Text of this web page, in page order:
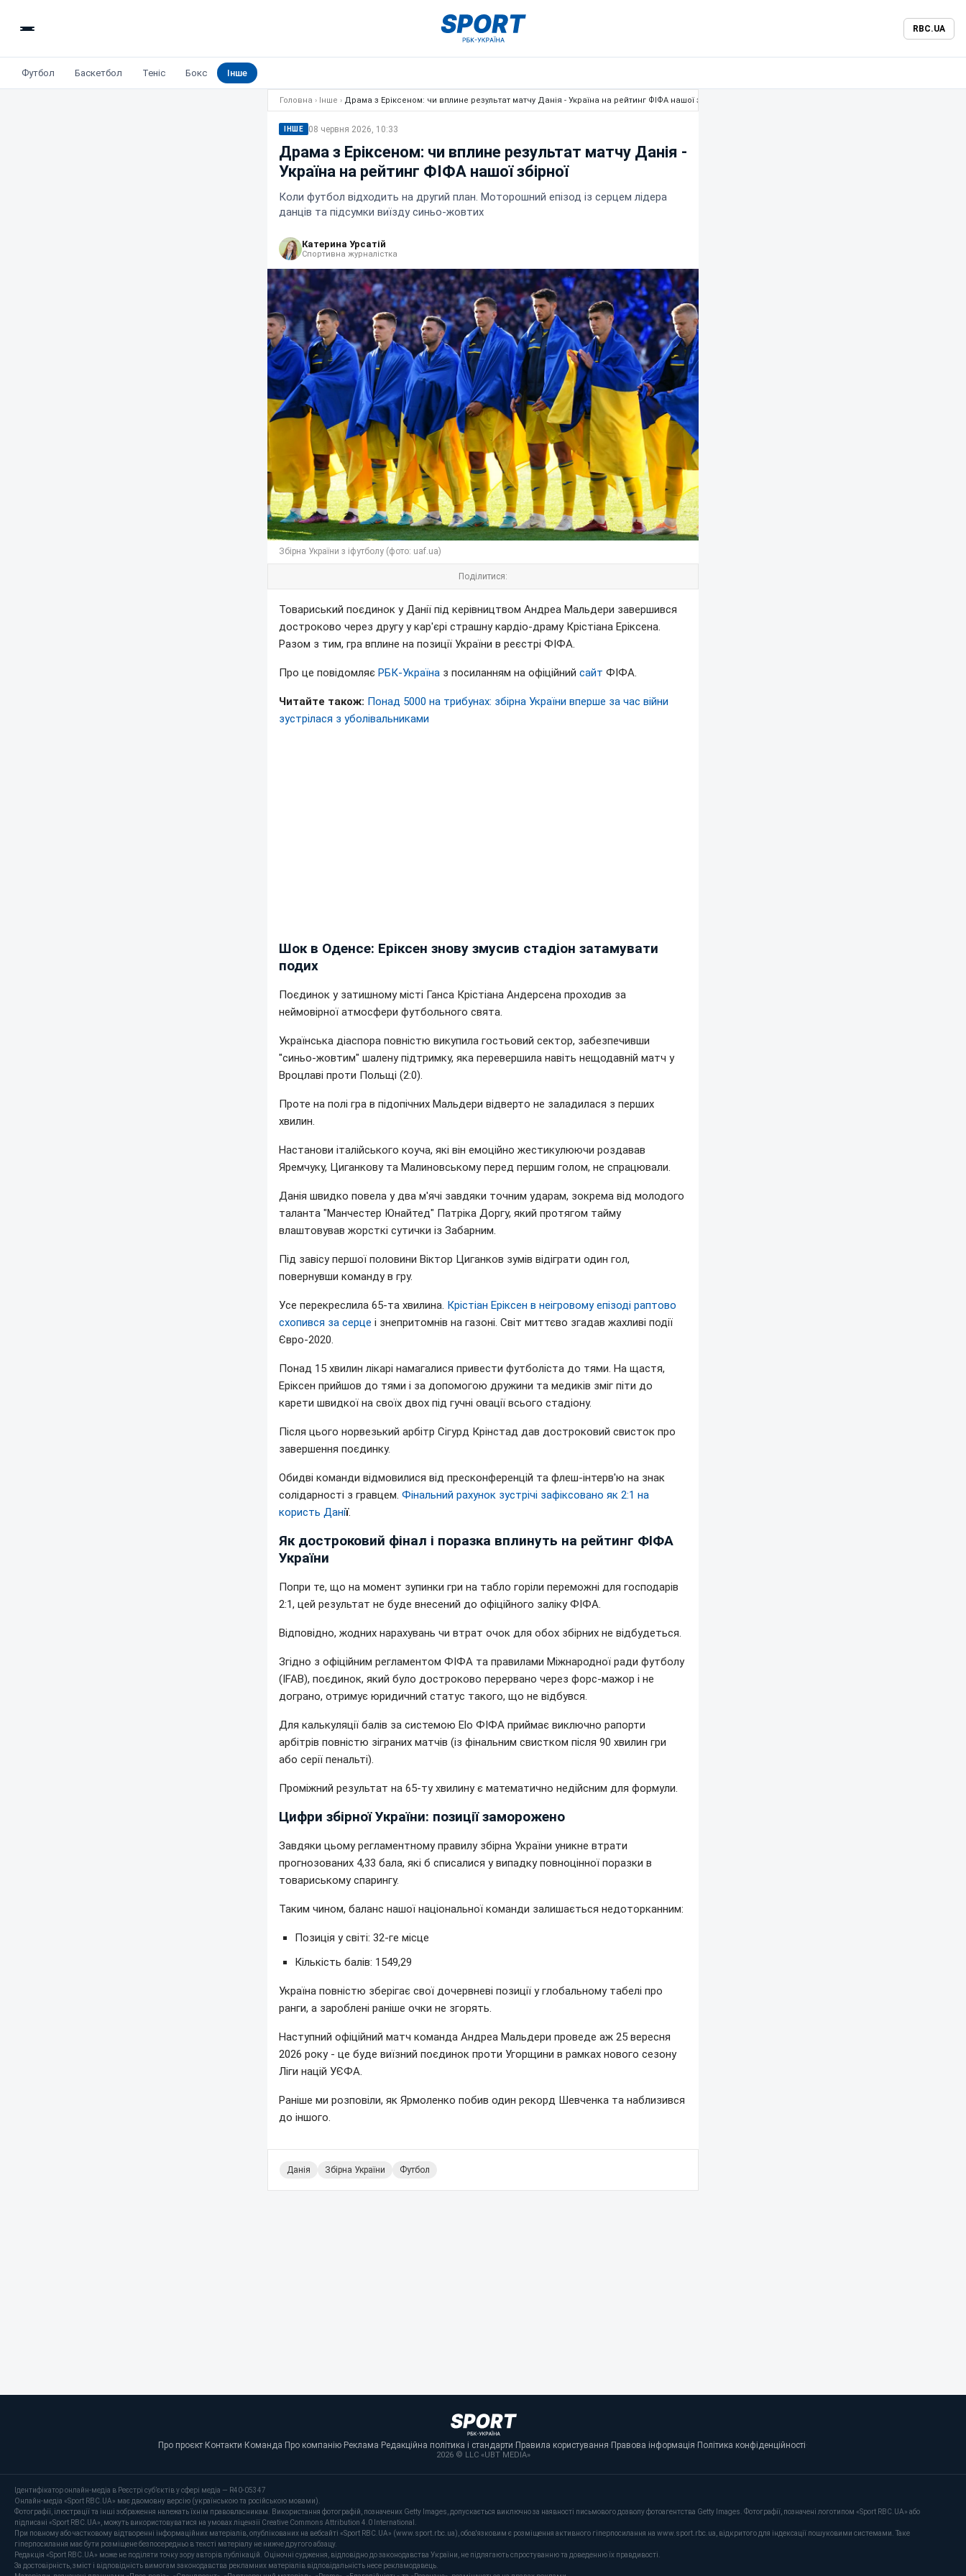
RBC.UA
Футбол Баскетбол Теніс Бокс Інше
Головна › Інше › Драма з Еріксеном: чи вплине результат матчу Данія - Україна на рейтинг ФІФА нашої збірної
ІНШЕ 08 червня 2026, 10:33
Драма з Еріксеном: чи вплине результат матчу Данія -
Україна на рейтинг ФІФА нашої збірної
Коли футбол відходить на другий план. Моторошний епізод із серцем лідера
данців та підсумки виїзду синьо-жовтих
Катерина Урсатій
Спортивна журналістка
Збірна України з іфутболу (фото: uaf.ua)
Поділитися:
Товариський поєдинок у Данії під керівництвом Андреа Мальдери завершився
достроково через другу у кар'єрі страшну кардіо-драму Крістіана Еріксена.
Разом з тим, гра вплине на позиції України в реєстрі ФІФА.
Про це повідомляє РБК-Україна з посиланням на офіційний сайт ФІФА.
Читайте також: Понад 5000 на трибунах: збірна України вперше за час війни
зустрілася з уболівальниками
Шок в Оденсе: Еріксен знову змусив стадіон затамувати
подих
Поєдинок у затишному місті Ганса Крістіана Андерсена проходив за
неймовірної атмосфери футбольного свята.
Українська діаспора повністю викупила гостьовий сектор, забезпечивши
"синьо-жовтим" шалену підтримку, яка перевершила навіть нещодавній матч у
Вроцлаві проти Польщі (2:0).
Проте на полі гра в підопічних Мальдери відверто не заладилася з перших
хвилин.
Настанови італійського коуча, які він емоційно жестикулюючи роздавав
Яремчуку, Циганкову та Малиновському перед першим голом, не спрацювали.
Данія швидко повела у два м'ячі завдяки точним ударам, зокрема від молодого
таланта "Манчестер Юнайтед" Патріка Доргу, який протягом тайму
влаштовував жорсткі сутички із Забарним.
Під завісу першої половини Віктор Циганков зумів відіграти один гол,
повернувши команду в гру.
Усе перекреслила 65-та хвилина. Крістіан Еріксен в неігровому епізоді раптово
схопився за серце і знепритомнів на газоні. Світ миттєво згадав жахливі події
Євро-2020.
Понад 15 хвилин лікарі намагалися привести футболіста до тями. На щастя,
Еріксен прийшов до тями і за допомогою дружини та медиків зміг піти до
карети швидкої на своїх двох під гучні овації всього стадіону.
Після цього норвезький арбітр Сігурд Крінстад дав достроковий свисток про
завершення поєдинку.
Обидві команди відмовилися від пресконференцій та флеш-інтерв'ю на знак
солідарності з гравцем. Фінальний рахунок зустрічі зафіксовано як 2:1 на
користь Данії.
Як достроковий фінал і поразка вплинуть на рейтинг ФІФА
України
Попри те, що на момент зупинки гри на табло горіли переможні для господарів
2:1, цей результат не буде внесений до офіційного заліку ФІФА.
Відповідно, жодних нарахувань чи втрат очок для обох збірних не відбудеться.
Згідно з офіційним регламентом ФІФА та правилами Міжнародної ради футболу
(IFAB), поєдинок, який було достроково перервано через форс-мажор і не
дограно, отримує юридичний статус такого, що не відбувся.
Для калькуляції балів за системою Elo ФІФА приймає виключно рапорти
арбітрів повністю зіграних матчів (із фінальним свистком після 90 хвилин гри
або серії пенальті).
Проміжний результат на 65-ту хвилину є математично недійсним для формули.
Цифри збірної України: позиції заморожено
Завдяки цьому регламентному правилу збірна України уникне втрати
прогнозованих 4,33 бала, які б списалися у випадку повноцінної поразки в
товариському спарингу.
Таким чином, баланс нашої національної команди залишається недоторканним:
Позиція у світі: 32-ге місце
Кількість балів: 1549,29
Україна повністю зберігає свої дочервневі позиції у глобальному табелі про
ранги, а зароблені раніше очки не згорять.
Наступний офіційний матч команда Андреа Мальдери проведе аж 25 вересня
2026 року - це буде виїзний поєдинок проти Угорщини в рамках нового сезону
Ліги націй УЄФА.
Раніше ми розповіли, як Ярмоленко побив один рекорд Шевченка та наблизився
до іншого.
Данія Збірна України Футбол
Про проєкт· Контакти· Команда· Про компанію· Реклама· Редакційна політика і стандарти· Правила користування· Правова інформація· Політика конфіденційності·
2026 © LLC «UBT MEDIA»
Ідентифікатор онлайн-медіа в Реєстрі суб’єктів у сфері медіа — R40-05347
Онлайн-медіа «Sport RBC.UA» має двомовну версію (українською та російською мовами).
Фотографії, ілюстрації та інші зображення належать їхнім правовласникам. Використання фотографій, позначених Getty Images, допускається виключно за наявності письмового дозволу фотоагентства Getty Images. Фотографії, позначені логотипом «Sport RBC.UA» або
підписані «Sport RBC.UA», можуть використовуватися на умовах ліцензії Creative Commons Attribution 4.0 International.
При повному або частковому відтворенні інформаційних матеріалів, опублікованих на вебсайті «Sport RBC.UA» (www.sport.rbc.ua), обов'язковим є розміщення активного гіперпосилання на www.sport.rbc.ua, відкритого для індексації пошуковими системами. Таке
гіперпосилання має бути розміщене безпосередньо в тексті матеріалу не нижче другого абзацу.
Редакція «Sport RBC.UA» може не поділяти точку зору авторів публікацій. Оціночні судження, відповідно до законодавства України, не підлягають спростуванню та доведенню їх правдивості.
За достовірність, зміст і відповідність вимогам законодавства рекламних матеріалів відповідальність несе рекламодавець.